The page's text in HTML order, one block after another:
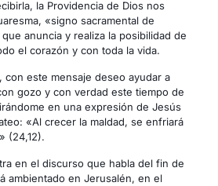
la Providencia de Dios nos
«signo sacramental de
anuncia y realiza la posibilidad de
el corazón y con toda la vida.
con este mensaje deseo ayudar a
gozo y con verdad este tiempo de
en una expresión de Jesús
«Al crecer la maldad, se enfriará
(24,12).
en el discurso que habla del fin de
ambientado en Jerusalén, en el